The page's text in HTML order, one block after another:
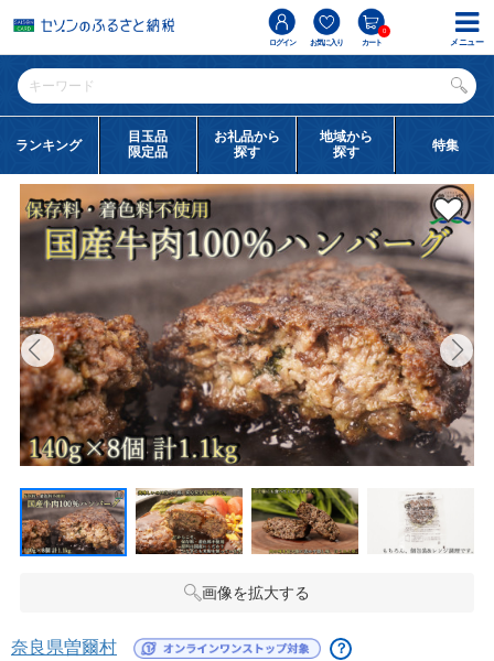
ログイン お気に入り カート
0
ランキング
目玉品
限定品
お礼品から
探す
地域から
探す
特集
画像を拡大する
奈良県曽爾村 ？
メニュー